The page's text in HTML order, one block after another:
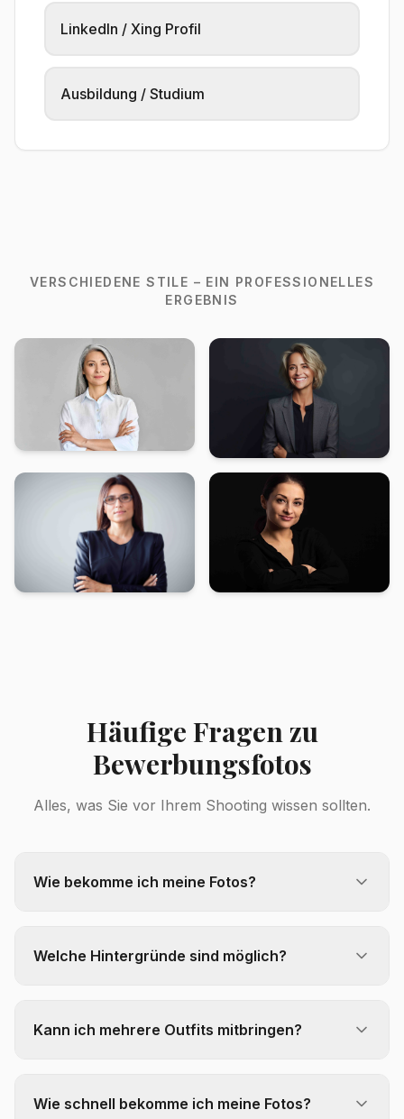
LinkedIn / Xing Profil
Ausbildung / Studium
VERSCHIEDENE STILE – EIN PROFESSIONELLES
ERGEBNIS
Häufige Fragen zu
Bewerbungsfotos
Alles, was Sie vor Ihrem Shooting wissen sollten.
Wie bekomme ich meine Fotos?
Welche Hintergründe sind möglich?
Kann ich mehrere Outfits mitbringen?
Wie schnell bekomme ich meine Fotos?